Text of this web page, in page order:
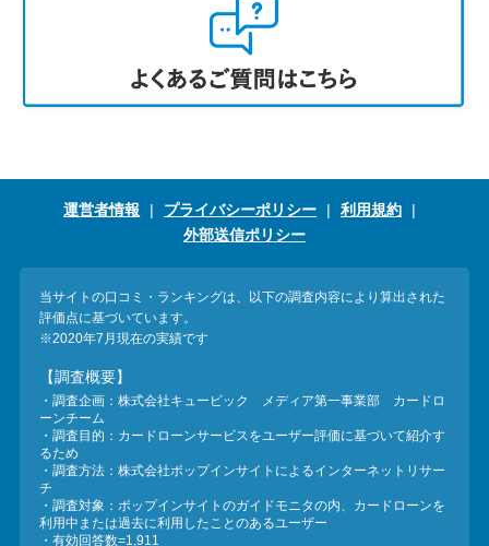
運営者情報 プライバシーポリシー
利用規約
外部送信ポリシー
当サイトの口コミ・ランキングは、以下の調査内容により算出された
評価点に基づいています。
※2020年7月現在の実績です
【調査概要】
・調査企画：株式会社キュービック メディア第一事業部 カードロ
ーンチーム
・調査目的：カードローンサービスをユーザー評価に基づいて紹介す
るため
・調査方法：株式会社ポップインサイトによるインターネットリサー
チ
・調査対象：ポップインサイトのガイドモニタの内、カードローンを
利用中または過去に利用したことのあるユーザー
・有効回答数=1,911